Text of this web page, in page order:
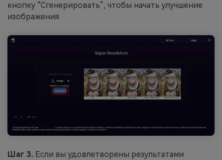
кнопку “Сгенерировать”, чтобы начать улучшение
изображения.
Шаг 3. Если вы удовлетворены результатами